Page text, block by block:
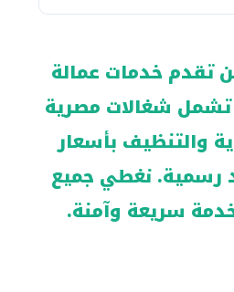
تقدم خدمات عمالة
تشمل شغالات مصرية
والتنظيف بأسعار
رسمية. نغطي جميع
سريعة وآمنة.